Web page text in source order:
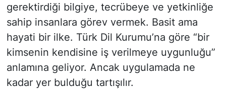
gerektirdiği bilgiye, tecrübeye ve yetkinliğe
sahip insanlara görev vermek. Basit ama
hayati bir ilke. Türk Dil Kurumu’na göre “bir
kimsenin kendisine iş verilmeye uygunluğu”
anlamına geliyor. Ancak uygulamada ne
kadar yer bulduğu tartışılır.